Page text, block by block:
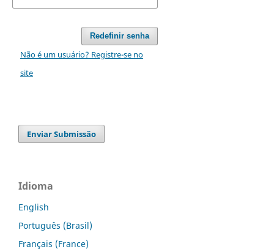
Redefinir senha
Não é um usuário? Registre-se no
site
Enviar Submissão
Idioma
English
Português (Brasil)
Français (France)